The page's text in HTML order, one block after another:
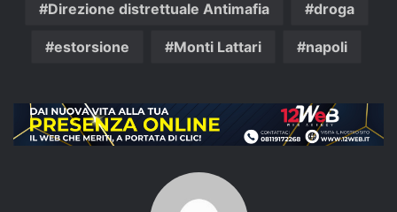
Direzione distrettuale Antimafia droga
estorsione Monti Lattari napoli